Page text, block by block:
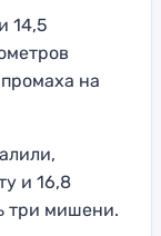
14,5
на
и 16,8
три мишени.